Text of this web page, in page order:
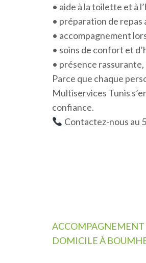
• aide à la toilette et à
• préparation de
• accompagnement
• soins de confort et
• présence
Parce que chaque
Multiservices Tunis
confiance.
Contactez-nous au
Navigation
de
ACCOMPAGNEMENT
DOMICILE À